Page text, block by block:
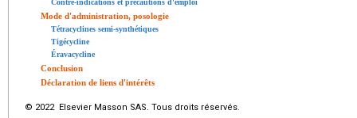
Contre-indications et précautions d'emploi
Mode d'administration, posologie
Tétracyclines semi-synthétiques
Tigécycline
Éravacycline
Conclusion
Déclaration de liens d'intérêts
© 2022 Elsevier Masson SAS. Tous droits réservés.